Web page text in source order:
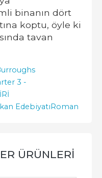
binanın dört
koptu, öyle ki
tavan
3 -
EdebiyatıRoman
ÜRÜNLERI